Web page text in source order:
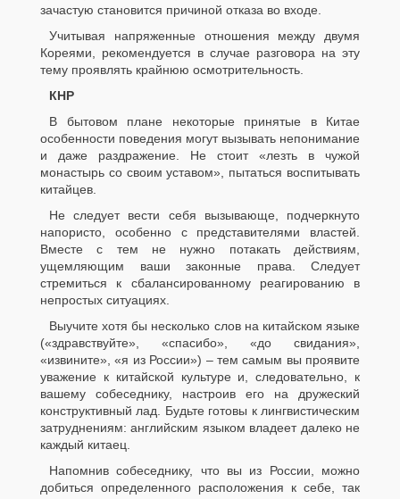
зачастую становится причиной отказа во входе.
Учитывая напряженные отношения между двумя
Кореями, рекомендуется в случае разговора на эту
тему проявлять крайнюю осмотрительность.
КНР
В бытовом плане некоторые принятые в Китае
особенности поведения могут вызывать непонимание
и даже раздражение. Не стоит «лезть в чужой
монастырь со своим уставом», пытаться воспитывать
китайцев.
Не следует вести себя вызывающе, подчеркнуто
напористо, особенно с представителями властей.
Вместе с тем не нужно потакать действиям,
ущемляющим ваши законные права. Следует
стремиться к сбалансированному реагированию в
непростых ситуациях.
Выучите хотя бы несколько слов на китайском языке
(«здравствуйте», «спасибо», «до свидания»,
«извините», «я из России») – тем самым вы проявите
уважение к китайской культуре и, следовательно, к
вашему собеседнику, настроив его на дружеский
конструктивный лад. Будьте готовы к лингвистическим
затруднениям: английским языком владеет далеко не
каждый китаец.
Напомнив собеседнику, что вы из России, можно
добиться определенного расположения к себе, так